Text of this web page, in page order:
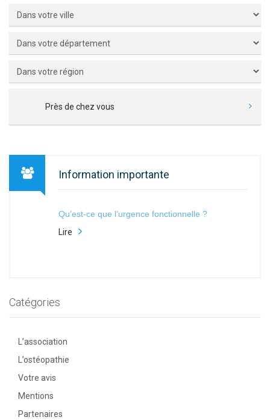
Près de chez vous
Information importante
Qu’est-ce que l’urgence fonctionnelle ?
Lire
Catégories
L’association
L’ostéopathie
Votre avis
Mentions
Partenaires